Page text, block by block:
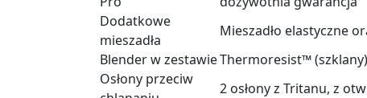
Dodatkowe
mieszadła
Mieszadło elastyczne
Blender w zestawieThermoresist™
Osłony przeciw
2 osłony z Tritanu, z